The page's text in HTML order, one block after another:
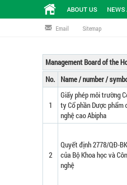
ABOUT US NEWS
Email Sitemap
Management Board of the
No. Name / number /
1
Giấy phép môi trường
ty Cổ phần Dược phẩm
nghệ cao Abipha
2
Quyết định 2778/QĐ-
của Bộ Khoa học và
nghệ